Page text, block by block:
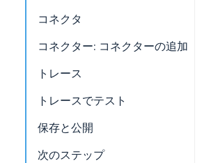
コネクタ
コネクター: コネクターの追加
トレース
トレースでテスト
保存と公開
次のステップ